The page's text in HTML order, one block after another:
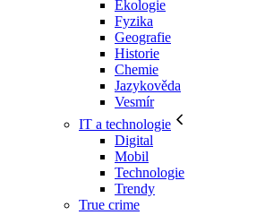
Ekologie
Fyzika
Geografie
Historie
Chemie
Jazykověda
Vesmír
IT a technologie
Digital
Mobil
Technologie
Trendy
True crime